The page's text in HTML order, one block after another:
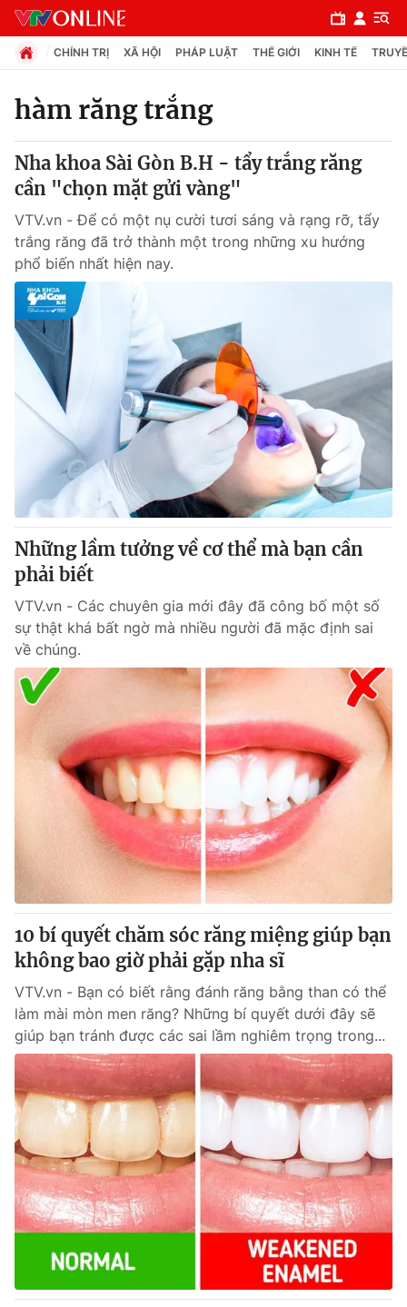
Chuyên mục
Chính trị
Xã hội
Pháp luật
Y tế
Thế giới
Tin tức
Thế giới đó đây
Câu chuyện quốc tế
Kinh tế
Tài chính
Thị trường
Góc doanh nghiệp
Dữ liệu và đời sống
Truyền hình
Phim VTV
Hậu trường
Nhân vật
Khán giả
Giải sao mai
Giải trí
Điện ảnh
Âm nhạc
Đời sống
Du lịch
Làm đẹp
Chất lượng cuộc sống
Giáo dục
Tuyển sinh
Học trực tuyến
Công nghệ
Hitech Công nghệ tương lai
Thị trường
Tư vấn
Giao lưu trực tuyến
Lịch phát sóng
Chuyên mục khác
Emagazine Podcast
Photo Infographic
Video Shorts video
VTV Money VTV Thể thao
VTV Sức khoẻ Bất động sản
Thị trường 24h Tấm lòng Việt
VTV4 Vươn mình bằng AI
CHÍNH TRỊ XÃ HỘI PHÁP LUẬT THẾ GIỚI KINH TẾ
hàm răng trắng
Nha khoa Sài Gòn B.H - tẩy trắng răng
cần "chọn mặt gửi vàng"
VTV.vn - Để có một nụ cười tươi sáng và rạng rỡ, tẩy
trắng răng đã trở thành một trong những xu hướng
phổ biến nhất hiện nay.
Những lầm tưởng về cơ thể mà bạn cần
phải biết
VTV.vn - Các chuyên gia mới đây đã công bố một số
sự thật khá bất ngờ mà nhiều người đã mặc định sai
về chúng.
10 bí quyết chăm sóc răng miệng giúp bạn
không bao giờ phải gặp nha sĩ
VTV.vn - Bạn có biết rằng đánh răng bằng than có thể
làm mài mòn men răng? Những bí quyết dưới đây sẽ
giúp bạn tránh được các sai lầm nghiêm trọng trong...